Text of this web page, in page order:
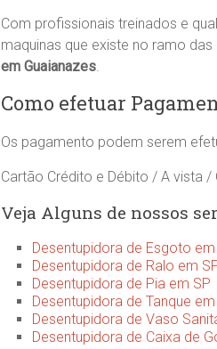
Com profissionais treinados e
maquinas que existe no ramo
em Guaianazes.
Como efetuar
Os pagamento podem serem
Cartão Crédito e Débito / A vista
Veja Alguns de nossos
Desentupidora de Esgoto em
Desentupidora de Ralo em
Desentupidora de Pia em SP
Desentupidora de Tanque em
Desentupidora de Vaso
Desentupidora de Caixa de